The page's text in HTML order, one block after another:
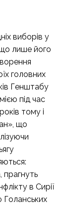
виборів у
що лише його
головних
Генштабу
під час
тому і
що
прагнуть
в Сирії
Голанських